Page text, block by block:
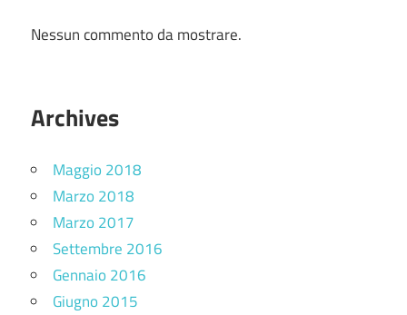
Nessun commento da mostrare.
Archives
Maggio 2018
Marzo 2018
Marzo 2017
Settembre 2016
Gennaio 2016
Giugno 2015